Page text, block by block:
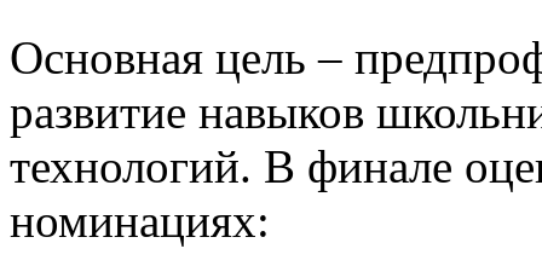
Основная цель –
развитие навыков
технологий. В финале
номинациях: